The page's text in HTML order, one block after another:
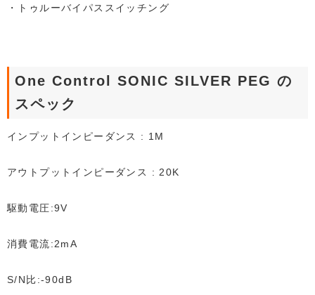
・トゥルーバイパススイッチング
One Control SONIC SILVER PEG の
スペック
インプットインピーダンス : 1M
アウトプットインピーダンス : 20K
駆動電圧:9V
消費電流:2mA
S/N比:-90dB